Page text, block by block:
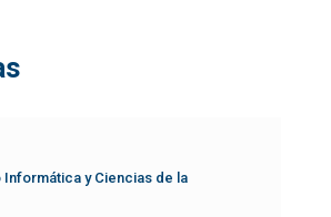
Informática y Ciencias de la